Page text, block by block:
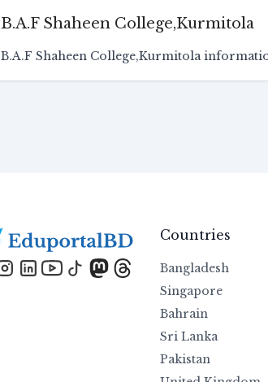
B.A.F Shaheen College,Kurmitola
B.A.F Shaheen College,Kurmitola
Countries
Bangladesh
Singapore
Bahrain
Sri Lanka
Pakistan